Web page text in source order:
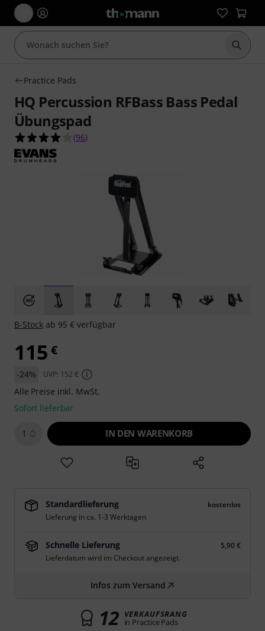
Suche
Practice Pads
HQ Percussion RFBass Bass Pedal
Übungspad
4.1 von 5 Sternen aus 96 Kundenbewertungen
(96)
B-Stock ab 95 € verfügbar
115 €
-24% UVP: 152 €
Alle Preise inkl. MwSt.
Sofort lieferbar
1 IN DEN WARENKORB
Standardlieferung
kostenlos
Lieferung in ca. 1-3 Werktagen
Schnelle Lieferung
5,90 €
Lieferdatum wird im Checkout angezeigt.
Infos zum Versand
12 VERKAUFSRANG
in Practice Pads